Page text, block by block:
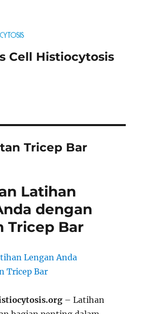
Cell Histiocytosis
Tricep Bar
Latihan
dengan
Tricep Bar
– Latihan